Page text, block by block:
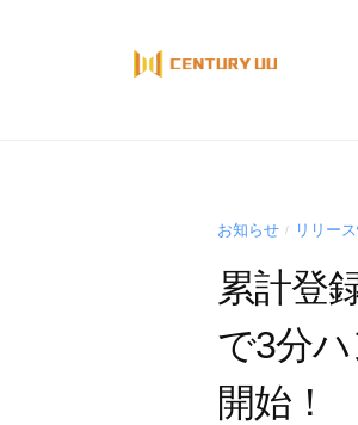
お知らせ / リリー
累計登
で3分
開始！